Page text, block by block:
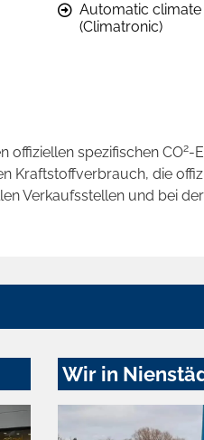
Automatic
(Climatronic)
offiziellen spezifischen CO2-
Kraftstoffverbrauch, die
Verkaufsstellen und bei
Wir in